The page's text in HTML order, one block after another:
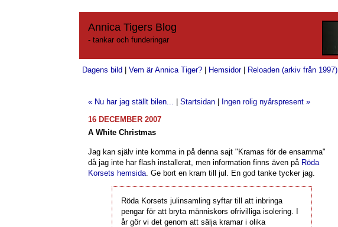
Annica Tigers Blog
- tankar och funderingar
Dagens bild |Vem är Annica Tiger? Hemsidor| Reloaden (arkiv från 1997)
« Nu har jag ställt bilen... |Startsidan
Ingen rolig nyårspresent »
16 DECEMBER 2007
A White Christmas
Jag kan själv inte komma in på denna sajt "Kramas för de ensamma"
då jag inte har flash installerat, men information finns även på Röda
Korsets hemsida. Ge bort en kram till jul. En god tanke tycker jag.
Röda Korsets julinsamling syftar till att inbringa
pengar för att bryta människors ofrivilliga isolering. I
år gör vi det genom att sälja kramar i olika